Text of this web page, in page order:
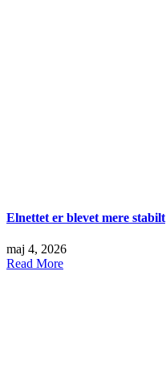
Elnettet er blevet mere stabilt
maj 4, 2026
Read More